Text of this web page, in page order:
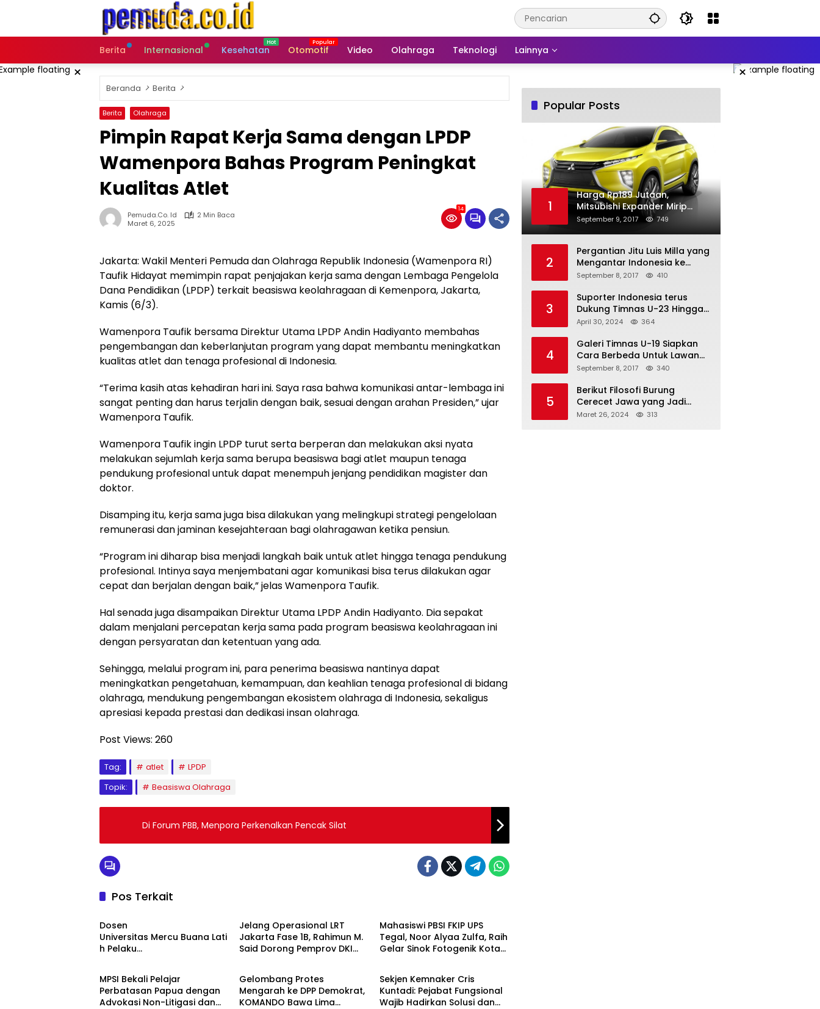
Berita
Internasional Kesehatan Otomotif Video Olahraga Teknologi Lainnya
× ×
Beranda Berita
Berita Olahraga
Pimpin Rapat Kerja Sama dengan LPDP
Wamenpora Bahas Program Peningkat
Kualitas Atlet
Pemuda.co. Id
2 Min Baca
Maret 6, 2025
14
Jakarta: Wakil Menteri Pemuda dan Olahraga Republik Indonesia (Wamenpora RI)
Taufik Hidayat memimpin rapat penjajakan kerja sama dengan Lembaga Pengelola
Dana Pendidikan (LPDP) terkait beasiswa keolahragaan di Kemenpora, Jakarta,
Kamis (6/3).
Wamenpora Taufik bersama Direktur Utama LPDP Andin Hadiyanto membahas
pengembangan dan keberlanjutan program yang dapat membantu meningkatkan
kualitas atlet dan tenaga profesional di Indonesia.
“Terima kasih atas kehadiran hari ini. Saya rasa bahwa komunikasi antar-lembaga ini
sangat penting dan harus terjalin dengan baik, sesuai dengan arahan Presiden,” ujar
Wamenpora Taufik.
Wamenpora Taufik ingin LPDP turut serta berperan dan melakukan aksi nyata
melakukan sejumlah kerja sama berupa beasiswa bagi atlet maupun tenaga
pendukung profesional untuk dapat menempuh jenjang pendidikan magister dan
doktor.
Disamping itu, kerja sama juga bisa dilakukan yang melingkupi strategi pengelolaan
remunerasi dan jaminan kesejahteraan bagi olahragawan ketika pensiun.
“Program ini diharap bisa menjadi langkah baik untuk atlet hingga tenaga pendukung
profesional. Intinya saya menjembatani agar komunikasi bisa terus dilakukan agar
cepat dan berjalan dengan baik,” jelas Wamenpora Taufik.
Hal senada juga disampaikan Direktur Utama LPDP Andin Hadiyanto. Dia sepakat
dalam menjalani percepatan kerja sama pada program beasiswa keolahragaan ini
dengan persyaratan dan ketentuan yang ada.
Sehingga, melalui program ini, para penerima beasiswa nantinya dapat
meningkatkan pengetahuan, kemampuan, dan keahlian tenaga profesional di bidang
olahraga, mendukung pengembangan ekosistem olahraga di Indonesia, sekaligus
apresiasi kepada prestasi dan dedikasi insan olahraga.
Post Views: 260
Tag: atlet
LPDP
Topik:
Beasiswa Olahraga
Di Forum PBB, Menpora Perkenalkan Pencak Silat
Pos Terkait
Berita
Dosen
Universitas Mercu Buana Lati
h Pelaku
dan Pemasaran Digital
Jelang Operasional LRT
Jakarta Fase 1B, Rahimun M.
Said Dorong Pemprov DKI
Mahasiswi PBSI FKIP UPS
Tegal, Noor Alyaa Zulfa, Raih
Gelar Sinok Fotogenik Kota
Berita
MPSI Bekali Pelajar
Perbatasan Papua dengan
Advokasi Non-Litigasi dan
Berita
Gelombang Protes
Mengarah ke DPP Demokrat,
KOMANDO Bawa Lima
Berita
Sekjen Kemnaker Cris
Kuntadi: Pejabat Fungsional
Wajib Hadirkan Solusi dan
Popular Posts
1
Harga Rp189 Jutaan,
Mitsubishi Expander Mirip
Pajero Sport
September 9, 2017 749
2
Pergantian Jitu Luis Milla yang
Mengantar Indonesia ke
Semifinal
September 8, 2017 410
3
Suporter Indonesia terus
Dukung Timnas U-23 Hingga
Tembus Olimpiade Paris
April 30, 2024 364
4
Galeri Timnas U-19 Siapkan
Cara Berbeda Untuk Lawan
Vietnam
September 8, 2017 340
5
Berikut Filosofi Burung
Cerecet Jawa yang Jadi
Maskot PBSI Sumedang
Maret 26, 2024 313